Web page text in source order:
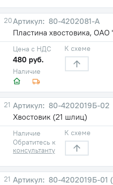
20
80-4202081-А
Пластина хвостовика,
Наличие
Цена с НДС
480 руб.
К схеме
21
80-4202019Б-02
Хвостовик (21 шлиц)
Наличие
Обратитесь к
консультанту
К схеме
21
80-4202019Б-01